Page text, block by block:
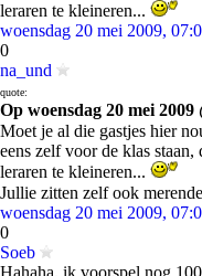
leraren te kleineren...
woensdag 20 mei 2009,
0
na_und
quote:
Op woensdag 20 mei
Moet je al die gastjes hier
eens zelf voor de klas
leraren te kleineren...
Jullie zitten zelf ook
woensdag 20 mei 2009,
0
Soeb
Hahaha, ik voorspel nog